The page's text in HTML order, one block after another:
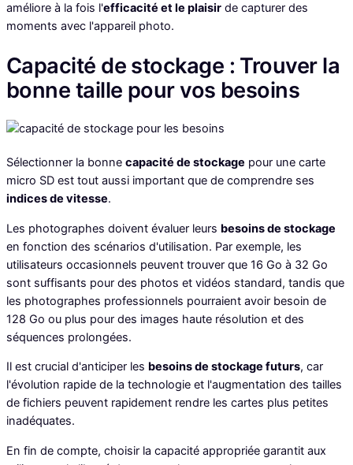
améliore à la fois l'efficacité et le plaisir de capturer des
moments avec l'appareil photo.
Capacité de stockage : Trouver la
bonne taille pour vos besoins
Sélectionner la bonne capacité de stockage pour une carte
micro SD est tout aussi important que de comprendre ses
indices de vitesse.
Les photographes doivent évaluer leurs besoins de stockage
en fonction des scénarios d'utilisation. Par exemple, les
utilisateurs occasionnels peuvent trouver que 16 Go à 32 Go
sont suffisants pour des photos et vidéos standard, tandis que
les photographes professionnels pourraient avoir besoin de
128 Go ou plus pour des images haute résolution et des
séquences prolongées.
Il est crucial d'anticiper les besoins de stockage futurs, car
l'évolution rapide de la technologie et l'augmentation des tailles
de fichiers peuvent rapidement rendre les cartes plus petites
inadéquates.
En fin de compte, choisir la capacité appropriée garantit aux